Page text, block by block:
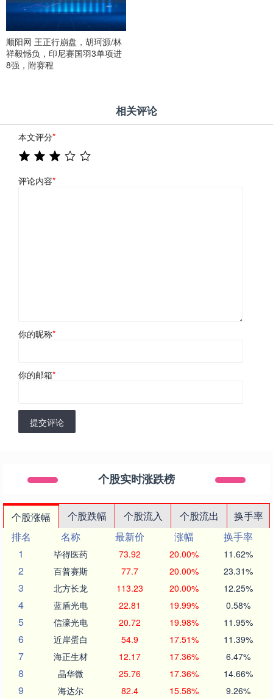
顺阳网 王正行崩盘，胡珂源/林
祥毅憾负，印尼赛国羽3单项进
8强，附赛程
相关评论
本文评分*
评论内容*
你的昵称*
你的邮箱*
提交评论
个股实时涨跌榜
个股涨幅 个股跌幅 个股流入 个股流出
换手率
排名
名称 最新价 涨幅
换手率
1
毕得医药 73.92 20.00% 11.62%
2 百普赛斯 77.7 20.00% 23.31%
3 北方长龙 113.23 20.00% 12.25%
4 蓝盾光电 22.81 19.99% 0.58%
5 信濠光电 20.72 19.98% 11.95%
6 近岸蛋白 54.9 17.51% 11.39%
7 海正生材 12.17 17.36% 6.47%
8 晶华微 25.76 17.36% 14.66%
9 海达尔 82.4 15.58% 9.26%